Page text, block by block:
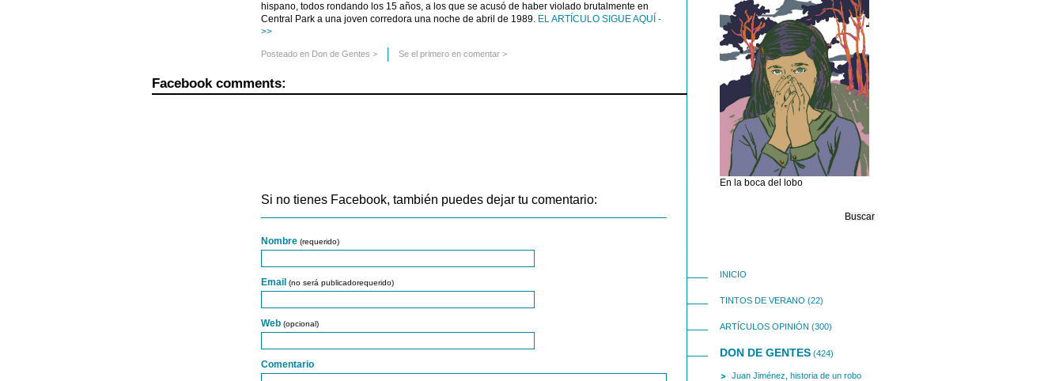
hispano, todos rondando los 15 años, a los que se acusó de haber violado brutalmente en
Central Park a una joven corredora una noche de abril de 1989. EL ARTÍCULO SIGUE AQUÍ -
>>
Posteado en Don de Gentes > Se el primero en comentar >
Facebook comments:
Si no tienes Facebook, también puedes dejar tu comentario:
Nombre (requerido)
Email (no será publicadorequerido)
Web (opcional)
Comentario
En la boca del lobo
INICIO
TINTOS DE VERANO (22)
ARTÍCULOS OPINIÓN (300)
DON DE GENTES (424)
Juan Jiménez, historia de un robo